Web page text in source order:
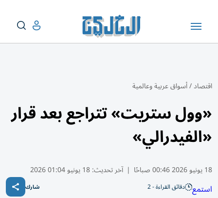
اقتصاد/أسواق عربية وعالمية
«وول ستريت» تتراجع بعد قرار
«الفيدرالي»
18 يونيو 2026 00:46 صباحًا | آخر تحديث:18 يونيو 01:04 2026
استمع دقائق القراءة - 2 شارك